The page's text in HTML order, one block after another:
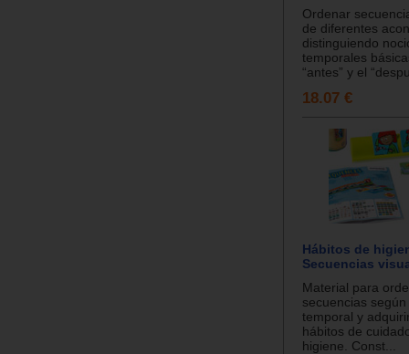
Ordenar
de diferentes
distinguiendo
temporales
“antes” y el
18.07 €
Hábitos de
Secuencias
Material para
secuencias
temporal y
hábitos de
higiene. Const...